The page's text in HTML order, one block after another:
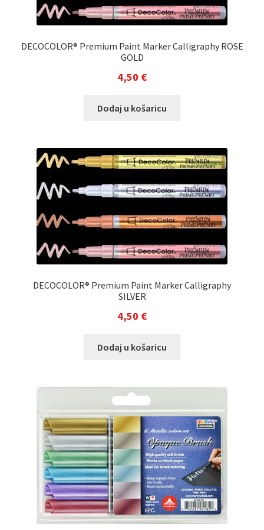
DECOCOLOR® Premium Paint Marker Calligraphy ROSE
GOLD
4,50 €
Dodaj u košaricu
DECOCOLOR® Premium Paint Marker Calligraphy
SILVER
4,50 €
Dodaj u košaricu